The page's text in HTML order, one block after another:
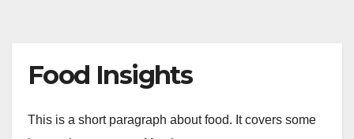
Food Insights
This is a short paragraph about food. It covers some